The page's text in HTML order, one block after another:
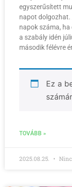
egyszerűsített
napot dolgozhat.
napok száma,
a szabály idén
második félévre
Ez a
TOVÁBB »
2025.08.25.